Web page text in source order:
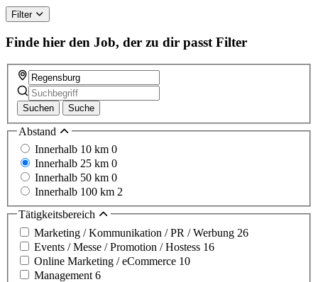
this
field
Filter
Finde hier den Job, der zu dir passt Filter
Suchen Suche
Abstand
Innerhalb 10 km 0
Innerhalb 25 km 0
Innerhalb 50 km 0
Innerhalb 100 km 2
Tätigkeitsbereich
Marketing / Kommunikation / PR / Werbung 26
Events / Messe / Promotion / Hostess 16
Online Marketing / eCommerce 10
Management 6